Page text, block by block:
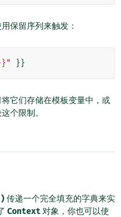
保留序列来触发：
}}
它们存储在模板变量中，或
个限制。
传递一个完全填充的字典来实
Context 对象，你也可以使